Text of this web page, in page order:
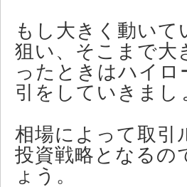
もし大きく動い
狙い、そこまで大
ったときはハイ
引をしていきまし
相場によって取引
投資戦略となるの
ょう。